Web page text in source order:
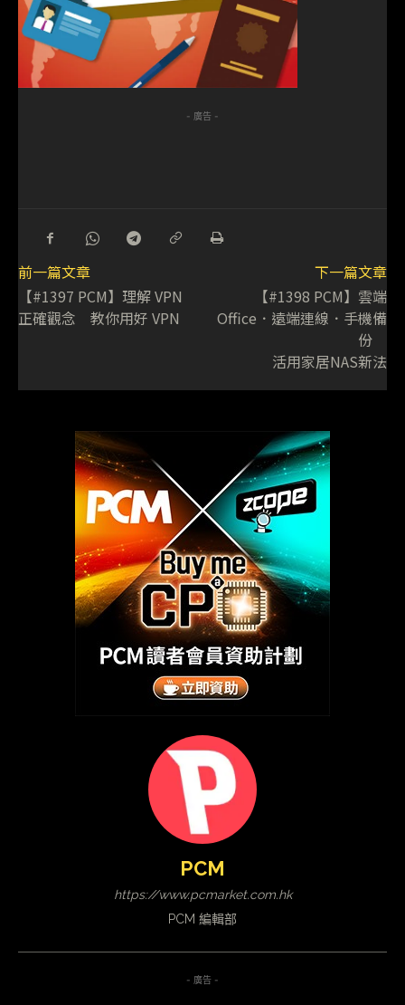
- 廣告 -
前一篇文章
【#1397 PCM】理解 VPN
正確觀念 教你用好 VPN
下一篇文章
【#1398 PCM】雲端
Office．遠端連線．手機備
份
活用家居NAS新法
PCM
https://www.pcmarket.com.hk
PCM 編輯部
- 廣告 -